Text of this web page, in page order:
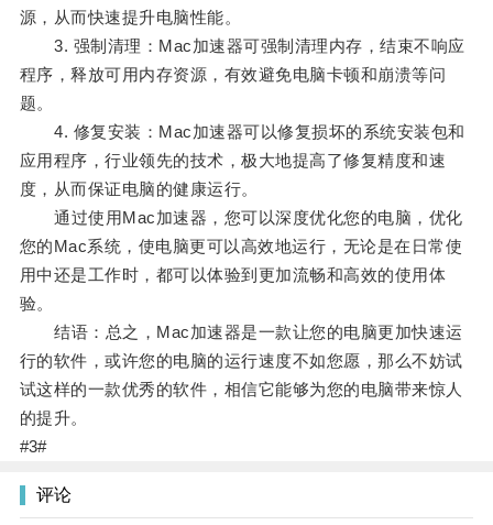
源，从而快速提升电脑性能。
3. 强制清理：Mac加速器可强制清理内存，结束不响应
程序，释放可用内存资源，有效避免电脑卡顿和崩溃等问
题。
4. 修复安装：Mac加速器可以修复损坏的系统安装包和
应用程序，行业领先的技术，极大地提高了修复精度和速
度，从而保证电脑的健康运行。
通过使用Mac加速器，您可以深度优化您的电脑，优化
您的Mac系统，使电脑更可以高效地运行，无论是在日常使
用中还是工作时，都可以体验到更加流畅和高效的使用体
验。
结语：总之，Mac加速器是一款让您的电脑更加快速运
行的软件，或许您的电脑的运行速度不如您愿，那么不妨试
试这样的一款优秀的软件，相信它能够为您的电脑带来惊人
的提升。
#3#
评论